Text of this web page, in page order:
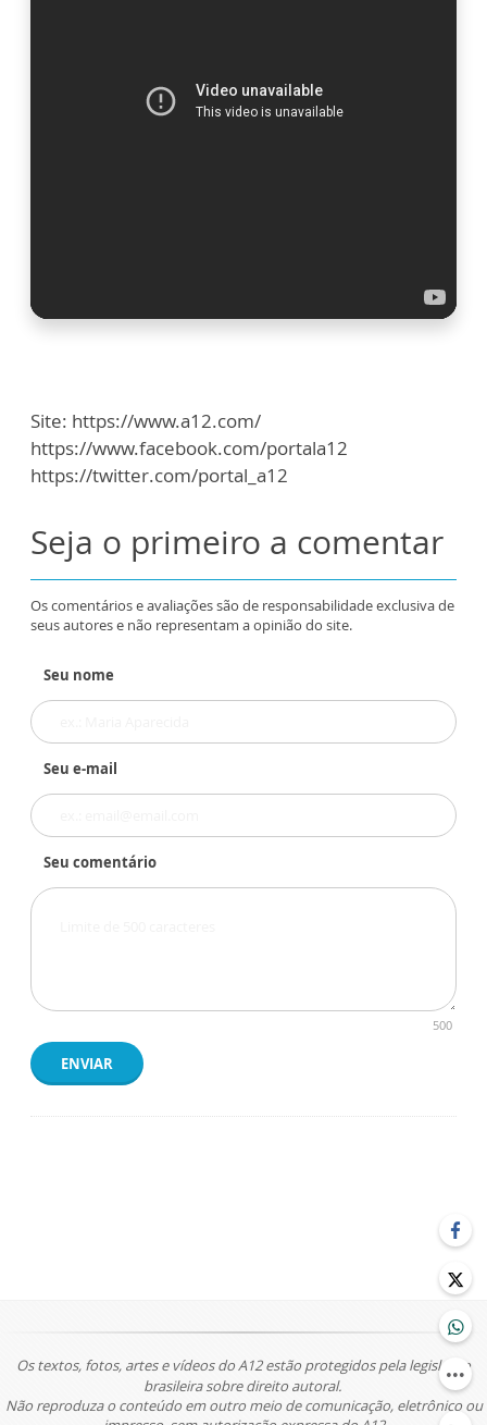
Site: https://www.a12.com/
https://www.facebook.com/portala12
https://twitter.com/portal_a12
Seja o primeiro a comentar
Os comentários e avaliações são de responsabilidade exclusiva de
seus autores e não representam a opinião do site.
Seu nome
Seu e-mail
Seu comentário
500
ENVIAR
Os textos, fotos, artes e vídeos do A12 estão protegidos pela legislação
brasileira sobre direito autoral.
Não reproduza o conteúdo em outro meio de comunicação, eletrônico ou